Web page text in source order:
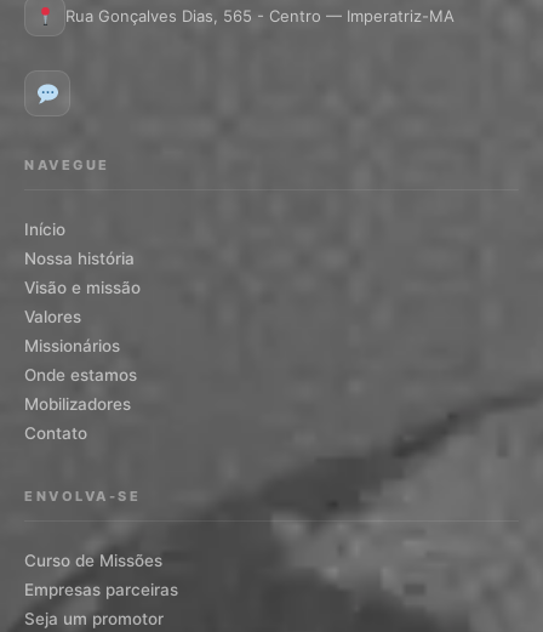
Rua Gonçalves Dias, 565 - Centro — Imperatriz-MA
NAVEGUE
Início
Nossa história
Visão e missão
Valores
Missionários
Onde estamos
Mobilizadores
Contato
ENVOLVA-SE
Curso de Missões
Empresas parceiras
Seja um promotor